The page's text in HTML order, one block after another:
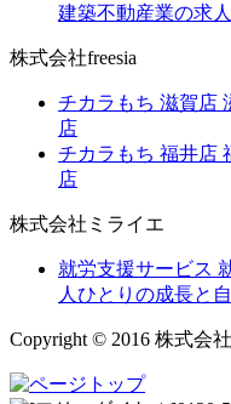
建築不動産業の求
株式会社freesia
チカラもち 滋賀店
店
チカラもち 福井店
店
株式会社ミライエ
就労支援サービス
人ひとりの成長と
Copyright © 2016 株式会